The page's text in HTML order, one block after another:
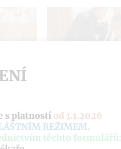
s platností od 1.1.2026
REŽIMEM.
těchto formulářů: